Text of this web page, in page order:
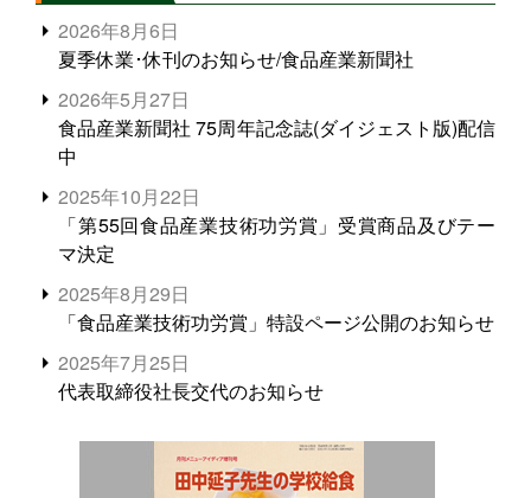
2026年8月6日
夏季休業･休刊のお知らせ/食品産業新聞社
2026年5月27日
食品産業新聞社 75周年記念誌(ダイジェスト版)配信
中
2025年10月22日
「第55回食品産業技術功労賞」受賞商品及びテー
マ決定
2025年8月29日
「食品産業技術功労賞」特設ページ公開のお知らせ
2025年7月25日
代表取締役社長交代のお知らせ